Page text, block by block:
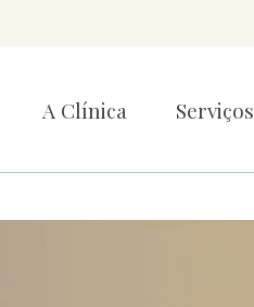
A Clínica Serviços